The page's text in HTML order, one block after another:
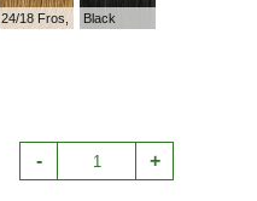
24/18 Fros, Black
- +